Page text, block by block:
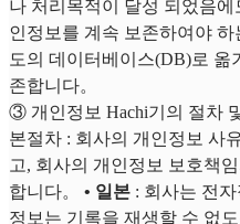
나 처리목적이 달성 되었음
인정보를 계속 보존하여야
도의 데이터베이스(DB)로 옮
존합니다。
③ 개인정보 Hach​​i기의 절차
본절차 : 회사의 개인정보 사
고, 회사의 개인정보 보호책
합니다。 • 일본 : 회사는 전
정보는 기록을 재생할 수 없